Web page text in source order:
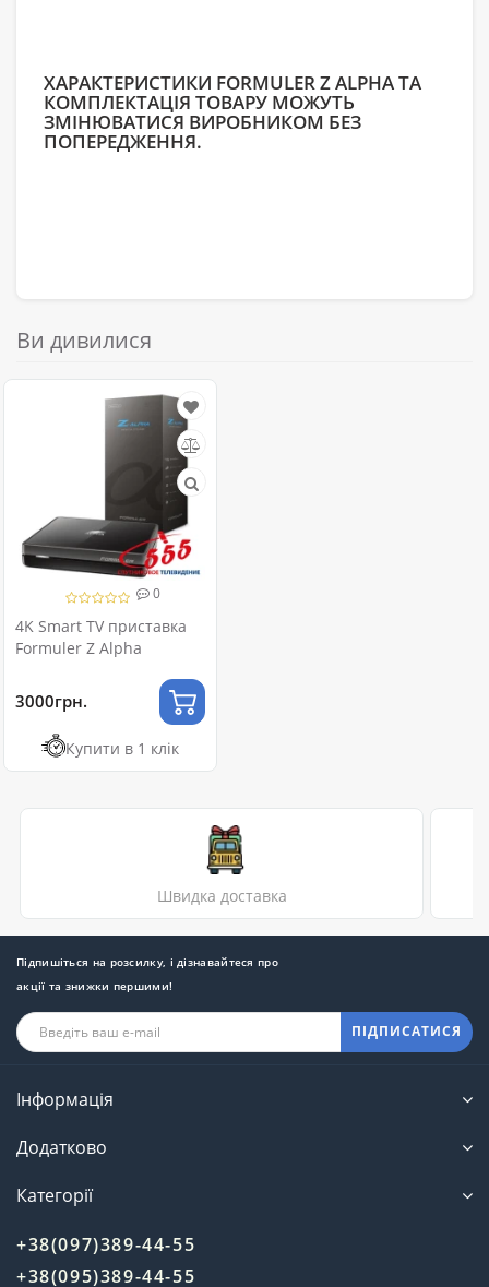
ХАРАКТЕРИСТИКИ FORMULER Z ALPHA ТА
КОМПЛЕКТАЦІЯ ТОВАРУ МОЖУТЬ
ЗМІНЮВАТИСЯ ВИРОБНИКОМ БЕЗ
ПОПЕРЕДЖЕННЯ.
Ви дивилися
0
4K Smart TV приставка
Formuler Z Alpha
3000грн.
Купити в 1 клік
Швидка доставка
Підпишіться на розсилку, і дізнавайтеся про
акції та знижки першими!
ПІДПИСАТИСЯ
Інформація
Додатково
Категорії
+38(097)389-44-55
+38(095)389-44-55